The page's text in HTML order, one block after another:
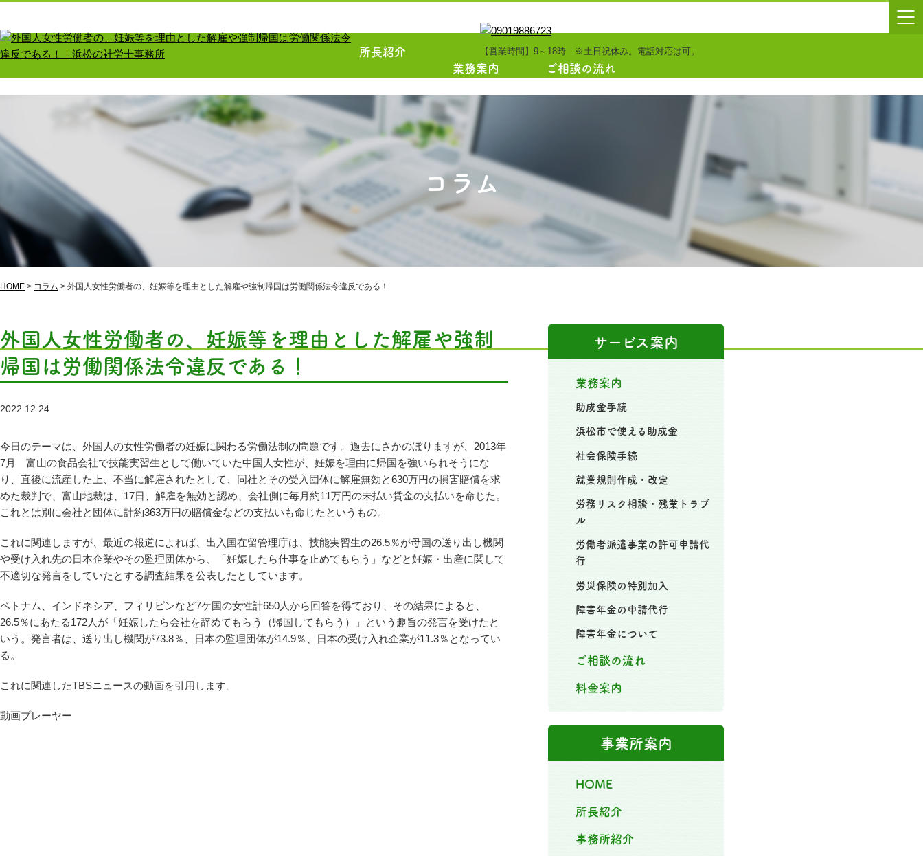
【営業時間】9～18時 ※土日祝休み。電話対応は可。
所長紹介
業務案内
ご相談の流れ
コラム
HOME > コラム > 外国人女性労働者の、妊娠等を理由とした解雇や強制帰国は労働関係法令違反である！
外国人女性労働者の、妊娠等を理由とした解雇や強制
帰国は労働関係法令違反である！
2022.12.24
今日のテーマは、外国人の女性労働者の妊娠に関わる労働法制の問題です。過去にさかのぼりますが、2013年
7月 富山の食品会社で技能実習生として働いていた中国人女性が、妊娠を理由に帰国を強いられそうにな
り、直後に流産した上、不当に解雇されたとして、同社とその受入団体に解雇無効と630万円の損害賠償を求
めた裁判で、富山地裁は、17日、解雇を無効と認め、会社側に毎月約11万円の未払い賃金の支払いを命じた。
これとは別に会社と団体に計約363万円の賠償金などの支払いも命じたというもの。
これに関連しますが、最近の報道によれば、出入国在留管理庁は、技能実習生の26.5％が母国の送り出し機関
や受け入れ先の日本企業やその監理団体から、「妊娠したら仕事を止めてもらう」などと妊娠・出産に関して
不適切な発言をしていたとする調査結果を公表したとしています。
ベトナム、インドネシア、フィリピンなど7ケ国の女性計650人から回答を得ており、その結果によると、
26.5％にあたる172人が「妊娠したら会社を辞めてもらう（帰国してもらう）」という趣旨の発言を受けたと
いう。発言者は、送り出し機関が73.8％、日本の監理団体が14.9％、日本の受け入れ企業が11.3％となってい
る。
これに関連したTBSニュースの動画を引用します。
動画プレーヤー
サービス案内
業務案内
助成金手続
浜松市で使える助成金
社会保険手続
就業規則作成・改定
労務リスク相談・残業トラブ
ル
労働者派遣事業の許可申請代
行
労災保険の特別加入
障害年金の申請代行
障害年金について
ご相談の流れ
料金案内
事業所案内
HOME
所長紹介
事務所紹介